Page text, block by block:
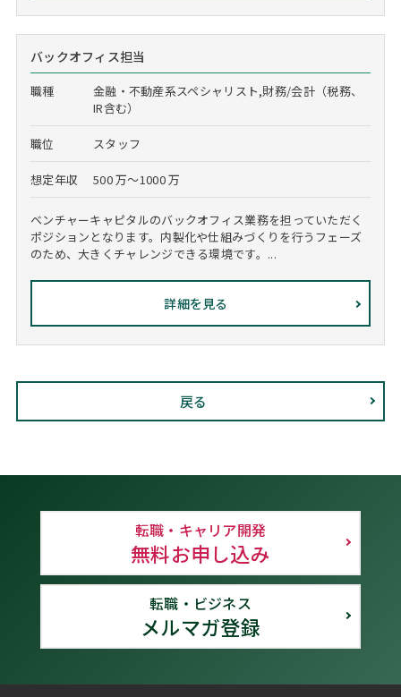
バックオフィス担当
職種
金融・不動産系スペシャリスト,財務/会計（税務、
IR含む）
職位 スタッフ
想定年収 500 万～1000 万
ベンチャーキャピタルのバックオフィス業務を担っていただく
ポジションとなります。内製化や仕組みづくりを行うフェーズ
のため、大きくチャレンジできる環境です。...
詳細を見る
戻る
転職・キャリア開発
無料お申し込み
転職・ビジネス
メルマガ登録